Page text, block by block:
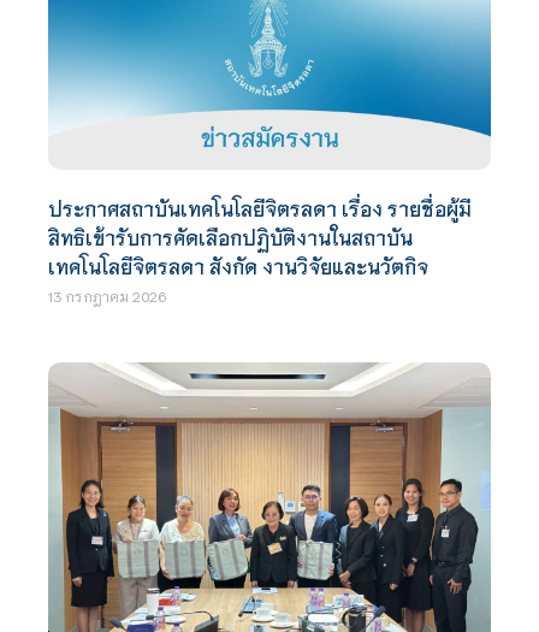
ประกาศสถาบันเทคโนโลยีจิตรลดา เรื่อง รายชื่อผู้มี
สิทธิเข้ารับการคัดเลือกปฏิบัติงานในสถาบัน
เทคโนโลยีจิตรลดา สังกัด งานวิจัยและนวัตกิจ
13 กรกฎาคม 2026